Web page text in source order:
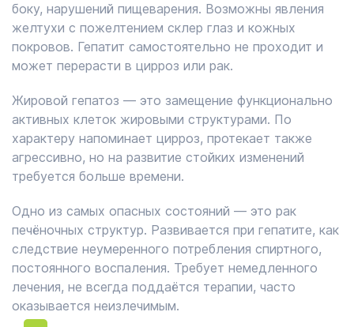
боку, нарушений пищеварения. Возможны явления
желтухи с пожелтением склер глаз и кожных
покровов. Гепатит самостоятельно не проходит и
может перерасти в цирроз или рак.
Жировой гепатоз — это замещение функционально
активных клеток жировыми структурами. По
характеру напоминает цирроз, протекает также
агрессивно, но на развитие стойких изменений
требуется больше времени.
Одно из самых опасных состояний — это рак
печёночных структур. Развивается при гепатите, как
следствие неумеренного потребления спиртного,
постоянного воспаления. Требует немедленного
лечения, не всегда поддаётся терапии, часто
оказывается неизлечимым.